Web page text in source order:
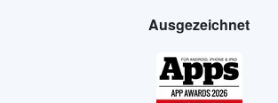
Ausgezeichnet